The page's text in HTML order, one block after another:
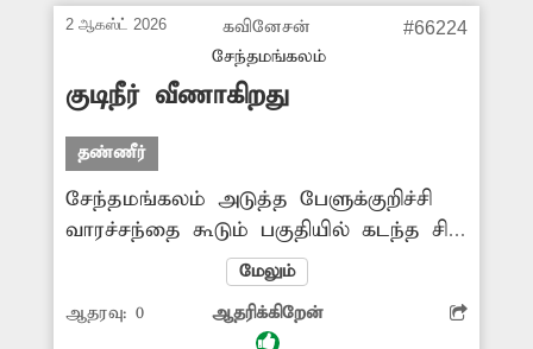
இடையூறு ஏற்படுகிறது. எனவே மாவட்ட
நிர்வாகம் உடைந்து கிடக்கும் குழாய்
இணைப்பை சரி செய்யவும், குடிநீரை
சேமிக்கவும் முன்வருமா?
2 ஆகஸ்ட் 2026
கவினேசன்
சேந்தமங்கலம்
#66224
குடிநீர் வீணாகிறது
தண்ணீர்
சேந்தமங்கலம் அடுத்த பேளுக்குறிச்சி
வாரச்சந்தை கூடும் பகுதியில் கடந்த சில
நாட்களுக்கு முன்பு புதிதாக மேல்நிலை
நீர்த்தேக்க தொட்டி கட்டப்பட்டது.
தற்போது அந்த தொட்டியில் இருந்து
மேலும்
ஆதரவு: 0 ஆதரிக்கிறேன்